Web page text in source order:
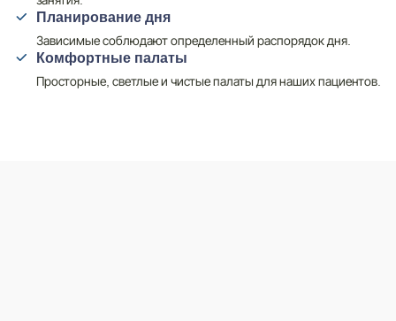
Планирование дня
Зависимые соблюдают определенный распорядок дня.
Комфортные палаты
Просторные, светлые и чистые палаты для наших пациентов.